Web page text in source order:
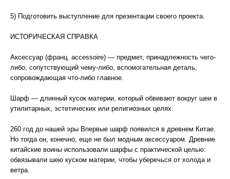
5) Подготовить выступление для презентации своего проекта.
ИСТОРИЧЕСКАЯ СПРАВКА
Аксессуар (франц. accessoire) — предмет, принадлежность чего-
либо, сопутствующий чему-либо, вспомогательная деталь,
сопровождающая что-либо главное.
Шарф — длинный кусок материи, который обвивают вокруг шеи в
утилитарных, эстетических или религиозных целях.
260 год до нашей эры Впервые шарф появился в древнем Китае.
Но тогда он, конечно, еще не был модным аксессуаром. Древние
китайские воины использовали шарфы с практической целью:
обвязывали шею куском материи, чтобы уберечься от холода и
ветра.